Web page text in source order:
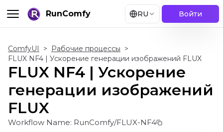
RunComfy RU Войти
ComfyUI > Рабочие процессы >
FLUX NF4 | Ускорение генерации изображений FLUX
FLUX NF4 | Ускорение
генерации изображений
FLUX
Workflow Name: RunComfy/FLUX-NF4